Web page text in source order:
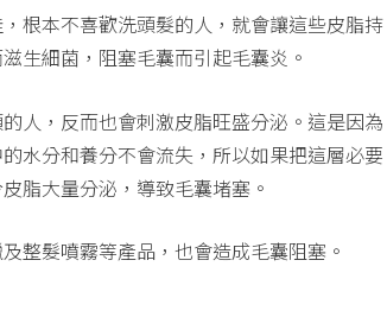
根本不喜歡洗頭髮的人，就會讓這些皮脂持
生細菌，阻塞毛囊而引起毛囊炎。
人，反而也會刺激皮脂旺盛分泌。這是因為
水分和養分不會流失，所以如果把這層必要
脂大量分泌，導致毛囊堵塞。
整髮噴霧等產品，也會造成毛囊阻塞。